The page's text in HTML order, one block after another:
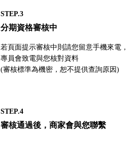
STEP.3
分期資格審核中
若頁面提示審核中則請您留意手機來電，
專員會致電與您核對資料
(審核標準為機密，恕不提供查詢原因)
STEP.4
審核通過後，商家會與您聯繫